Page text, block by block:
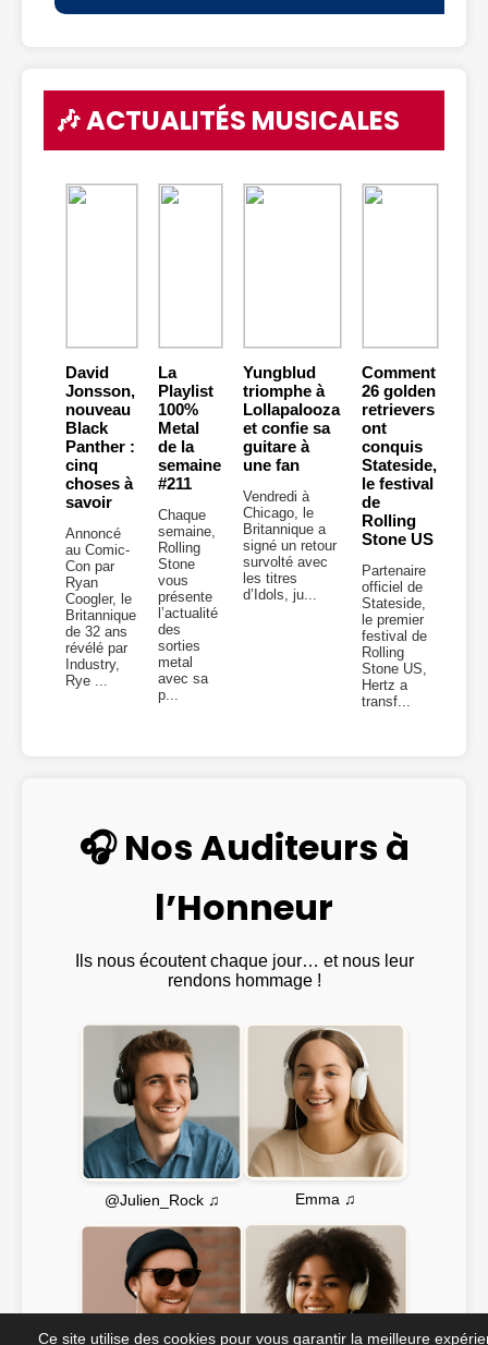
🎶 ACTUALITÉS MUSICALES
David
Jonsson,
nouveau
Black
Panther :
cinq
choses à
savoir
Annoncé
au Comic-
Con par
Ryan
Coogler, le
Britannique
de 32 ans
révélé par
Industry,
Rye ...
La
Playlist
100%
Metal
de la
semaine
#211
Chaque
semaine,
Rolling
Stone
vous
présente
l’actualité
des
sorties
metal
avec sa
p...
Yungblud
triomphe à
Lollapalooza
et confie sa
guitare à
une fan
Vendredi à
Chicago, le
Britannique a
signé un retour
survolté avec
les titres
d’Idols, ju...
Comment
26 golden
retrievers
ont
conquis
Stateside,
le festival
de
Rolling
Stone US
Partenaire
officiel de
Stateside,
le premier
festival de
Rolling
Stone US,
Hertz a
transf...
🎧 Nos Auditeurs à
l’Honneur
Ils nous écoutent chaque jour… et nous leur
rendons hommage !
@Julien_Rock ♫ Emma ♫
Ce site utilise des cookies pour vous garantir la meilleure